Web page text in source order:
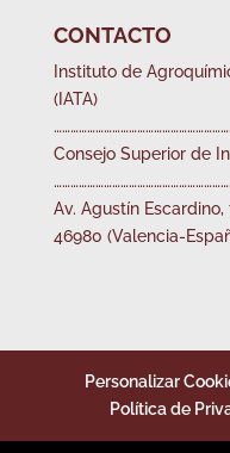
CONTACTO
Instituto de
(IATA)
Consejo Superior de
Av. Agustín Escardino,
46980 (Valencia-
Personalizar
Política de